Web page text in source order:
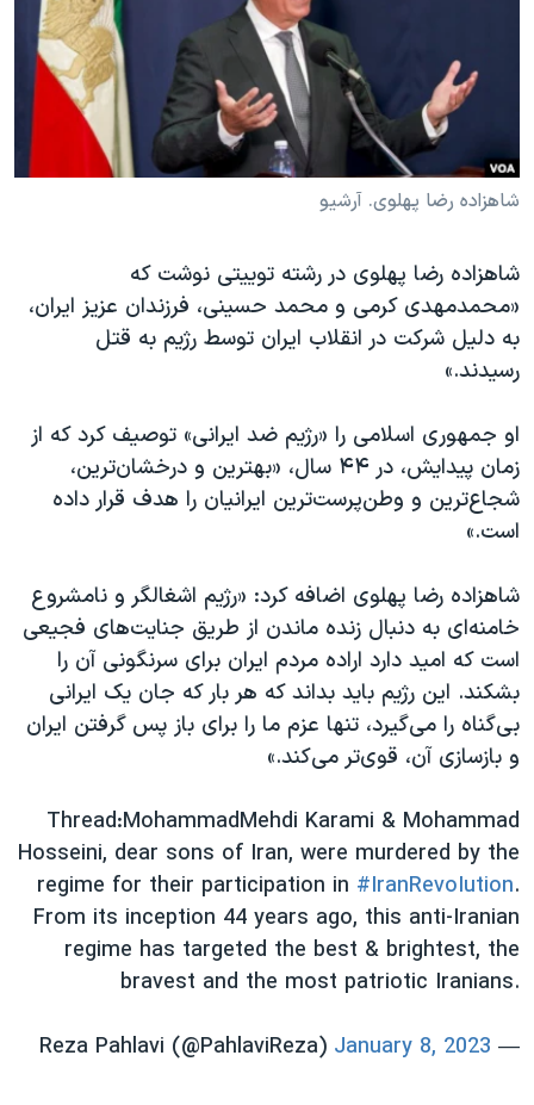
حقوق شهروندی
اقتصادی
علم و فناوری
اسرائیل در جنگ
آرشیو پخش زنده
انتخابات ریاست جمهوری آمریکا ۲۰۲۴
حمله جمهوری اسلامی به اسرائیل
رمز مهسا
ورزش زنان در ایران
مجموعه مستندهای دادخواهی
تریبونال مردمی آبان ۹۸
دادگاه حمید نوری
قانون شفافیت دارائی کادر رهبری ایران
اعتراضات مردمی آبان ۹۸
اسرائیل در جنگ
همایش محافظه‌کاران آمریکا «سی‌پک»
صفحه‌های ویژه
سفر پرزیدنت ترامپ به چین
زبانهای مختلف
شاهزاده رضا پهلوی. آرشیو
شاهزاده رضا پهلوی در رشته توییتی نوشت که
«محمدمهدی کرمی و محمد حسینی، فرزندان عزیز ایران،
به دلیل شرکت در انقلاب ایران توسط رژیم به قتل
رسیدند.»
او جمهوری اسلامی را «رژیم ضد ایرانی» توصیف کرد که از
زمان پیدایش، در ۴۴ سال، «بهترین و درخشان‌ترین،
شجاع‌ترین و وطن‌پرست‌ترین ایرانیان را هدف قرار داده
است.»
شاهزاده رضا پهلوی اضافه کرد: «رژیم اشغالگر و نامشروع
خامنه‌ای به دنبال زنده ماندن از طریق جنایت‌های فجیعی
است که امید دارد اراده مردم ایران برای سرنگونی آن را
بشکند. این رژیم باید بداند که هر بار که جان یک ایرانی
بی‌گناه را می‌گیرد، تنها عزم ما را برای باز پس گرفتن ایران
و بازسازی آن، قوی‌تر می‌کند.»
Thread:MohammadMehdi Karami & Mohammad
Hosseini, dear sons of Iran, were murdered by the
regime for their participation in #IranRevoIution.
From its inception 44 years ago, this anti-Iranian
regime has targeted the best & brightest, the
bravest and the most patriotic Iranians.
— Reza Pahlavi (@PahlaviReza)
January 8, 2023